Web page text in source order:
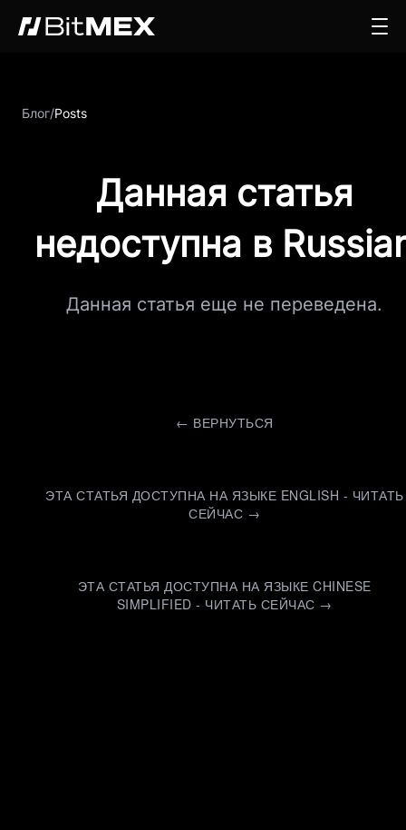
Блог/Posts
Данная статья
недоступна в
Данная статья еще не переведена.
← ВЕРНУТЬСЯ
ЭТА СТАТЬЯ ДОСТУПНА НА ЯЗЫКЕ ENGLISH - ЧИТАТЬ
СЕЙЧАС →
ЭТА СТАТЬЯ ДОСТУПНА НА ЯЗЫКЕ CHINESE
SIMPLIFIED - ЧИТАТЬ СЕЙЧАС →